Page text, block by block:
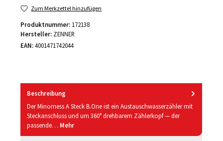
Zum Merkzettel hinzufügen
Produktnummer: 172138
Hersteller: ZENNER
EAN:4001471742044
Beschreibung
Der Minomess A Steck B.One ist ein Austauschwasserzähler mit
Steckanschluss und um 360° drehbarem Zählerkopf — der
passende… Mehr